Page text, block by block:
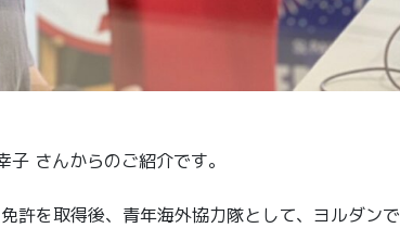
さんからのご紹介です。
を取得後、青年海外協力隊として、ヨルダンで